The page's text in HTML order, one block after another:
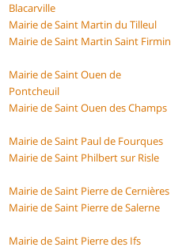
Blacarville
Mairie de Saint Martin du Tilleul
Mairie de Saint Martin Saint Firmin
Mairie de Saint Ouen de
Pontcheuil
Mairie de Saint Ouen des Champs
Mairie de Saint Paul de Fourques
Mairie de Saint Philbert sur Risle
Mairie de Saint Pierre de Cernières
Mairie de Saint Pierre de Salerne
Mairie de Saint Pierre des Ifs